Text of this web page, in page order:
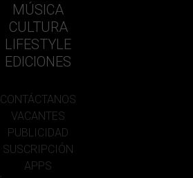
MÚSICA
CULTURA
LIFESTYLE
EDICIONES
CONTÁCTANOS
VACANTES
PUBLICIDAD
SUSCRIPCIÓN
APPS